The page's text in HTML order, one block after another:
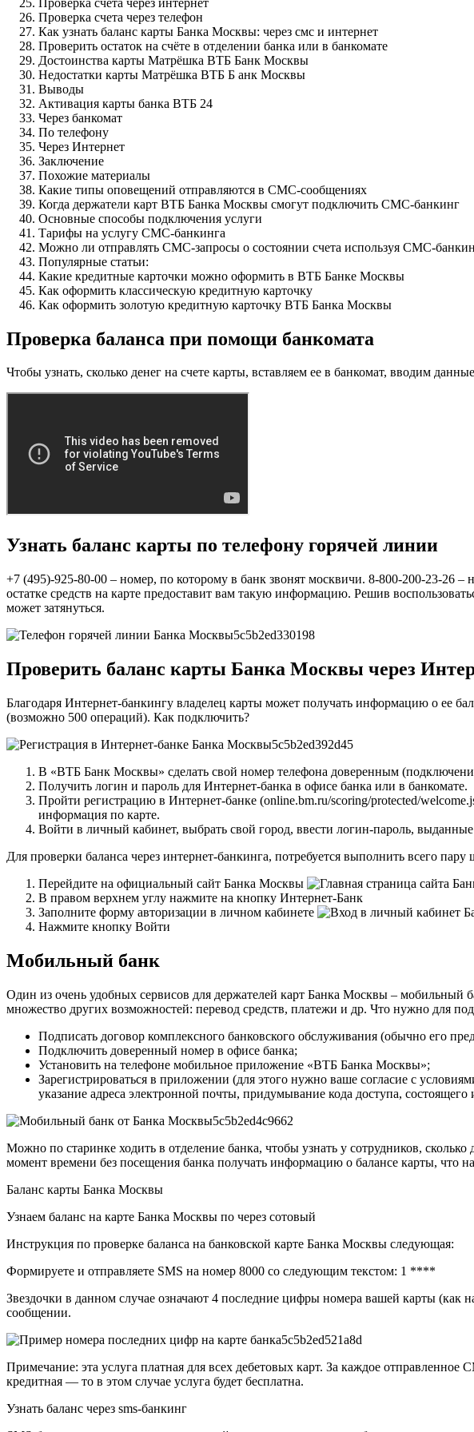
Проверка счета через телефон
Как узнать баланс карты Банка Москвы: через смс и интернет
Проверить остаток на счёте в отделении банка или в банкомате
Достоинства карты Матрёшка ВТБ Банк Москвы
Недостатки карты Матрёшка ВТБ Б анк Москвы
Выводы
Активация карты банка ВТБ 24
Через банкомат
По телефону
Через Интернет
Заключение
Похожие материалы
Какие типы оповещений отправляются в СМС-сообщениях
Когда держатели карт ВТБ Банка Москвы смогут подключить СМС-банкинг
Основные способы подключения услуги
Тарифы на услугу СМС-банкинга
Можно ли отправлять СМС-запросы о состоянии счета используя СМС-
Популярные статьи:
Какие кредитные карточки можно оформить в ВТБ Банке Москвы
Как оформить классическую кредитную карточку
Как оформить золотую кредитную карточку ВТБ Банка Москвы
Проверка баланса при помощи банкомата
Чтобы узнать, сколько денег на счете карты, вставляем ее в банкомат, вводим
Узнать баланс карты по телефону горячей линии
+7 (495)-925-80-00 – номер, по которому в банк звонят москвичи. 8-800-200-23-26
остатке средств на карте предоставит вам такую информацию. Решив
может затянуться.
Проверить баланс карты Банка Москвы через
Благодаря Интернет-банкингу владелец карты может получать информацию о ее
(возможно 500 операций). Как подключить?
В «ВТБ Банк Москвы» сделать свой номер телефона доверенным
Получить логин и пароль для Интернет-банка в офисе банка или в банкомате.
Пройти регистрацию в Интернет-банке (online.bm.ru/scoring/protected/
информация по карте.
Войти в личный кабинет, выбрать свой город, ввести логин-пароль,
Для проверки баланса через интернет-банкинга, потребуется выполнить всего пару
Перейдите на официальный сайт Банка Москвы
В правом верхнем углу нажмите на кнопку Интернет-Банк
Заполните форму авторизации в личном кабинете
Нажмите кнопку Войти
Мобильный банк
Один из очень удобных сервисов для держателей карт Банка Москвы –
множество других возможностей: перевод средств, платежи и др. Что нужно для
Подписать договор комплексного банковского обслуживания (обычно его
Подключить доверенный номер в офисе банка;
Установить на телефоне мобильное приложение «ВТБ Банка Москвы»;
Зарегистрироваться в приложении (для этого нужно ваше согласие с
указание адреса электронной почты, придумывание кода доступа,
Можно по старинке ходить в отделение банка, чтобы узнать у сотрудников,
момент времени без посещения банка получать информацию о балансе карты, что
Баланс карты Банка Москвы
Узнаем баланс на карте Банка Москвы по через сотовый
Инструкция по проверке баланса на банковской карте Банка Москвы следующая:
Формируете и отправляете SMS на номер 8000 со следующим текстом: 1 ****
Звездочки в данном случае означают 4 последние цифры номера вашей карты (как
сообщении.
Примечание: эта услуга платная для всех дебетовых карт. За каждое отправленное
кредитная — то в этом случае услуга будет бесплатна.
Узнать баланс через sms-банкинг